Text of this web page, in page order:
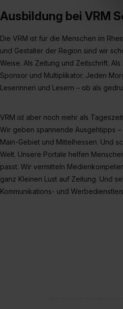
Ausbildung bei VRM
Die VRM ist für die Menschen im
und Gestalter der Region sind wir
Weise. Als Zeitung und Zeitschrift.
Sponsor und Multiplikator. Jeden
Leserinnen und Lesern – ob als
VRM ist aber noch mehr als
Wir geben spannende Ausgehtipps
Main-Gebiet und Mittelhessen. Und
Welt. Unsere Portale helfen
passt. Wir vermitteln
ganz Kleinen Lust auf Zeitung. Und
Kommunikations- und